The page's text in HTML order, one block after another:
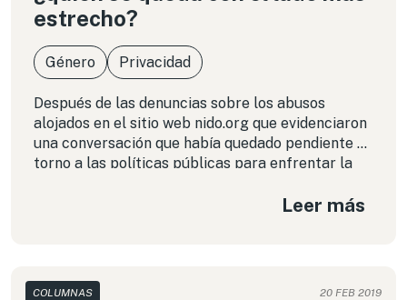
estrecho?
Género Privacidad
Después de las denuncias sobre los abusos
alojados en el sitio web nido.org que evidenciaron
una conversación que había quedado pendiente en
torno a las políticas públicas para enfrentar la
tomarán para prevenir que se sigan propagando?
Leer más
COLUMNAS 20 FEB 2019